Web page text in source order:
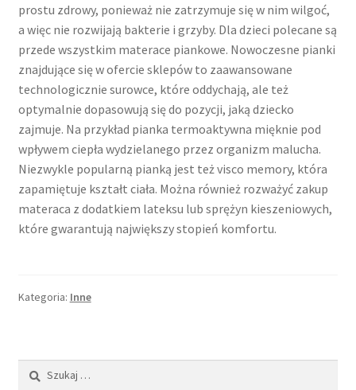
prostu zdrowy, ponieważ nie zatrzymuje się w nim wilgoć,
a więc nie rozwijają bakterie i grzyby. Dla dzieci polecane są
przede wszystkim materace piankowe. Nowoczesne pianki
znajdujące się w ofercie sklepów to zaawansowane
technologicznie surowce, które oddychają, ale też
optymalnie dopasowują się do pozycji, jaką dziecko
zajmuje. Na przykład pianka termoaktywna mięknie pod
wpływem ciepła wydzielanego przez organizm malucha.
Niezwykle popularną pianką jest też visco memory, która
zapamiętuje kształt ciała. Można również rozważyć zakup
materaca z dodatkiem lateksu lub sprężyn kieszeniowych,
które gwarantują największy stopień komfortu.
Kategoria: Inne
Szukaj: